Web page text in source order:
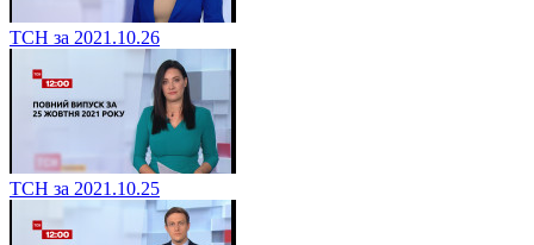
ТСН за 2021.10.26
ТСН за 2021.10.25